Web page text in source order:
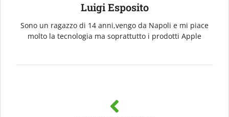
Luigi Esposito
Sono un ragazzo di 14 anni,vengo da Napoli e mi piace
molto la tecnologia ma soprattutto i prodotti Apple